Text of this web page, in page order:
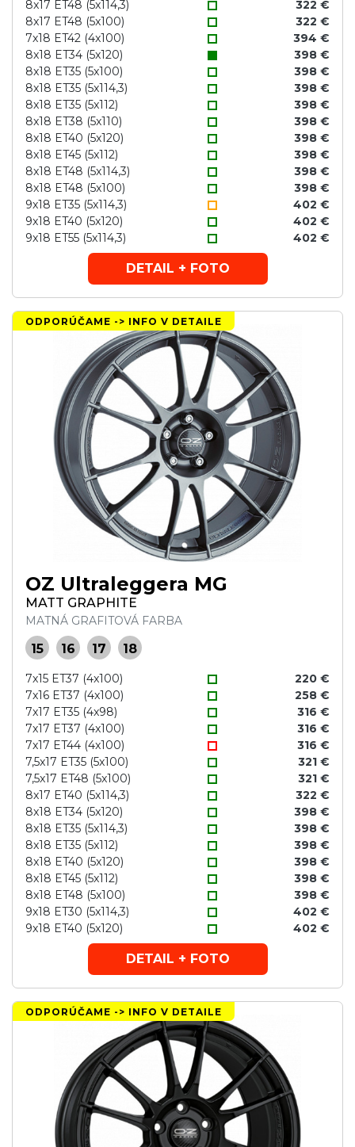
8x17 ET48 (5x114,3)
322 €
8x17 ET48 (5x100)
322 €
7x18 ET42 (4x100)
394 €
8x18 ET34 (5x120)
398 €
8x18 ET35 (5x100)
398 €
8x18 ET35 (5x114,3)
398 €
8x18 ET35 (5x112)
398 €
8x18 ET38 (5x110)
398 €
8x18 ET40 (5x120)
398 €
8x18 ET45 (5x112)
398 €
8x18 ET48 (5x114,3)
398 €
8x18 ET48 (5x100)
398 €
9x18 ET35 (5x114,3)
402 €
9x18 ET40 (5x120)
402 €
9x18 ET55 (5x114,3)
402 €
DETAIL + FOTO
ODPORÚČAME -> INFO V DETAILE
OZ Ultraleggera MG
MATT GRAPHITE
MATNÁ GRAFITOVÁ FARBA
15 16 17 18
7x15 ET37 (4x100)
220 €
7x16 ET37 (4x100)
258 €
7x17 ET35 (4x98)
316 €
7x17 ET37 (4x100)
316 €
7x17 ET44 (4x100)
316 €
7,5x17 ET35 (5x100)
321 €
7,5x17 ET48 (5x100)
321 €
8x17 ET40 (5x114,3)
322 €
8x18 ET34 (5x120)
398 €
8x18 ET35 (5x114,3)
398 €
8x18 ET35 (5x112)
398 €
8x18 ET40 (5x120)
398 €
8x18 ET45 (5x112)
398 €
8x18 ET48 (5x100)
398 €
9x18 ET30 (5x114,3)
402 €
9x18 ET40 (5x120)
402 €
DETAIL + FOTO
ODPORÚČAME -> INFO V DETAILE